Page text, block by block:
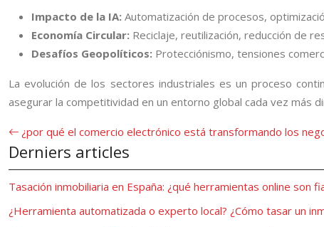
Impacto de la IA: Automatización de procesos,
Economía Circular: Reciclaje, reutilización, reducción de
Desafíos Geopolíticos: Protecciónismo, tensiones
La evolución de los sectores industriales es un proceso
asegurar la competitividad en un entorno global cada vez más
¿por qué el comercio electrónico está transformando los
Derniers articles
Tasación inmobiliaria en España: ¿qué herramientas online son
¿Herramienta automatizada o experto local? ¿Cómo tasar un